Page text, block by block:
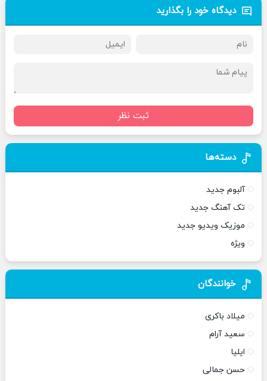
دیدگاه خود را بگذارید
ثبت نظر
دسته‌ها
آلبوم جدید
تک آهنگ جدید
موزیک ویدیو جدید
ویژه
خوانندگان
میلاد باکری
سعید آرام
ایلیا
حسن جمالی